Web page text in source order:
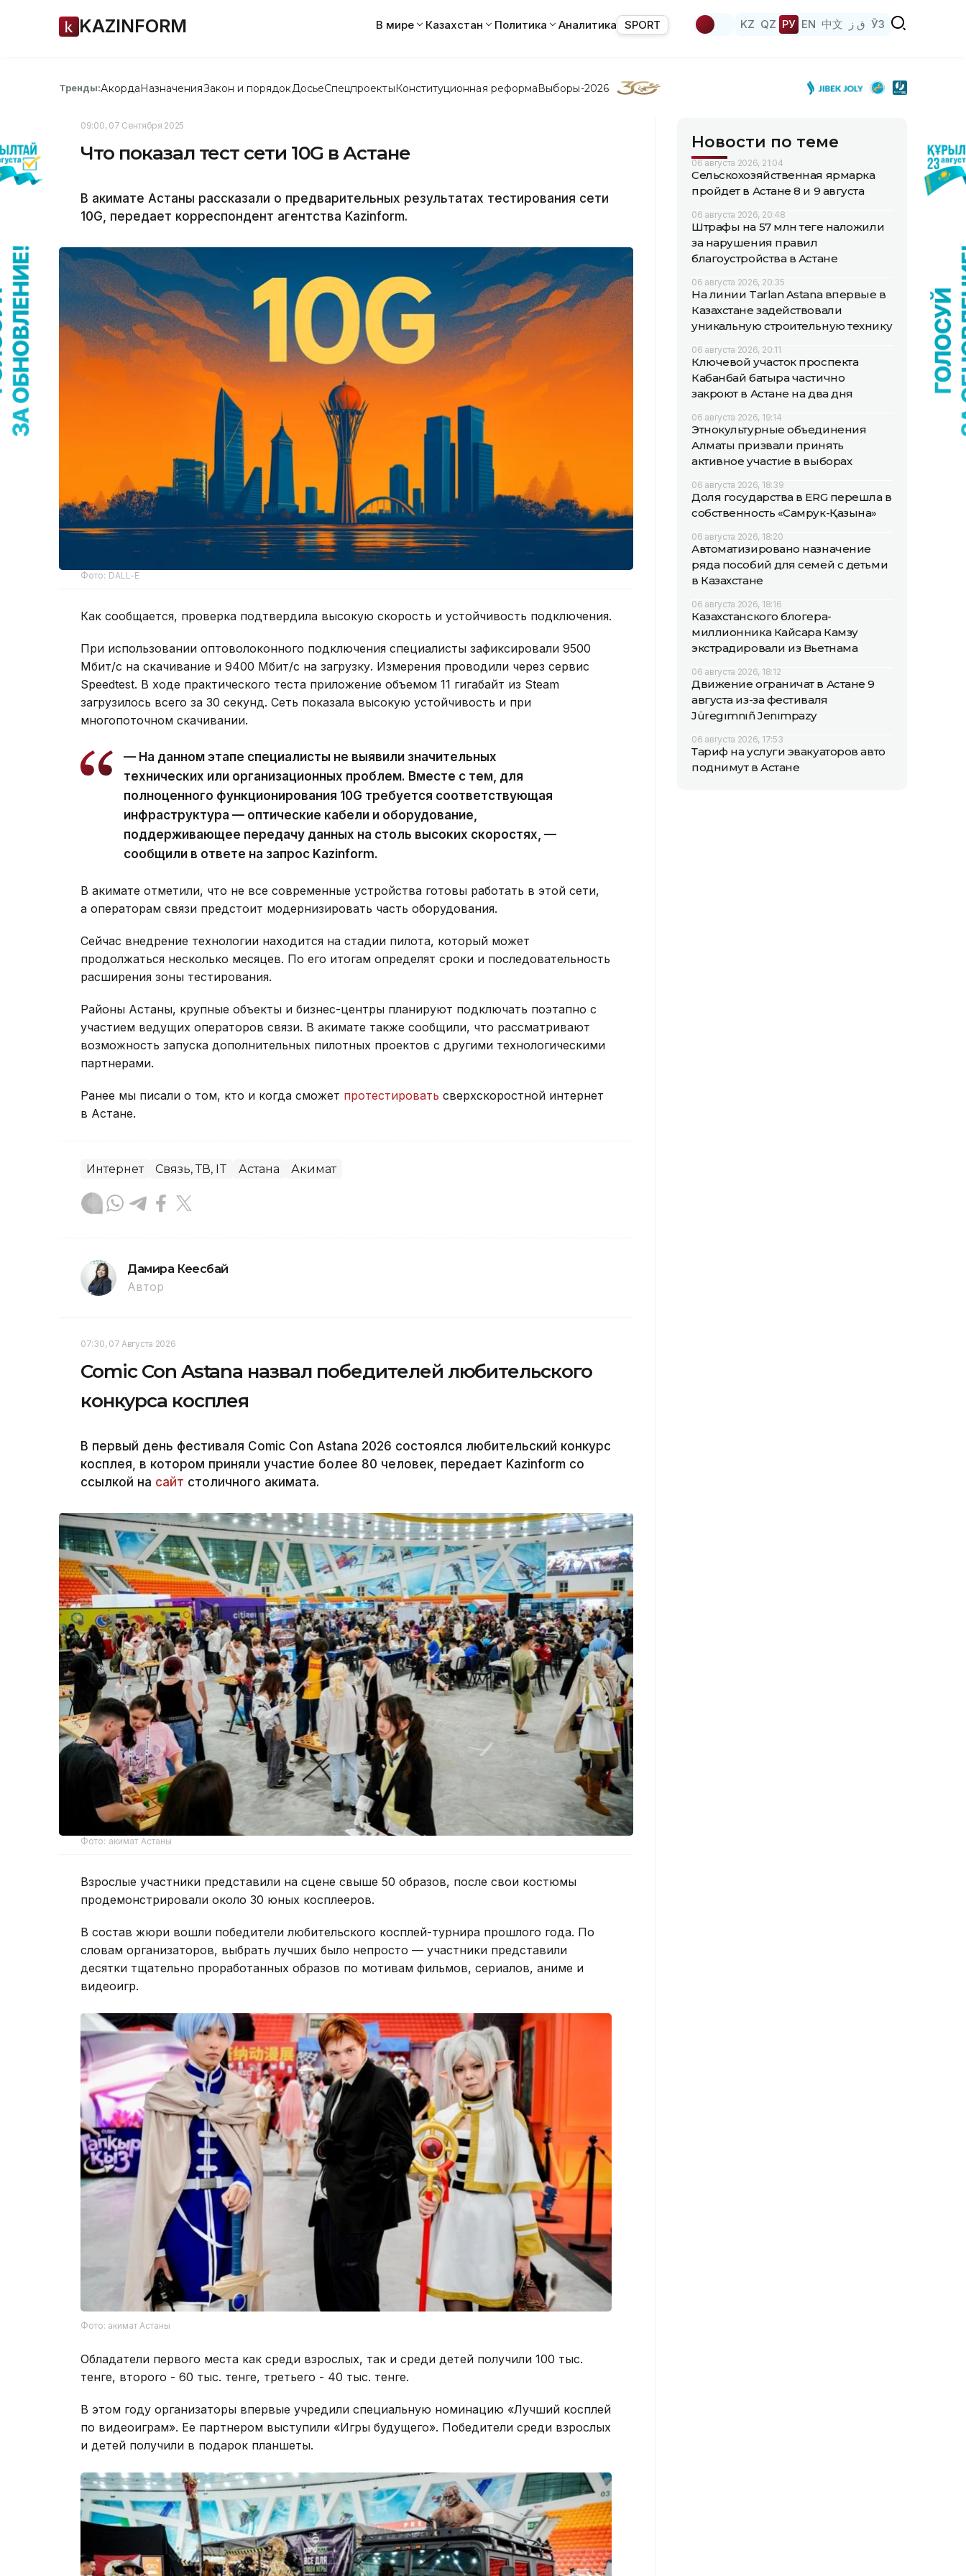
KAZINFORM В мире Казахстан Политика Аналитика SPORT KZ QZ РУ EN 中文 ق ز ЎЗ
Тренды:АкордаНазначенияЗакон и порядок ДосьеСпецпроектыКонституционная реформаВыборы-2026
09:00, 07 Сентября 2025
Что показал тест сети 10G в Астане
В акимате Астаны рассказали о предварительных результатах тестирования сети
10G, передает корреспондент агентства Kazinform.
Фото: DALL-E
Как сообщается, проверка подтвердила высокую скорость и устойчивость подключения.
При использовании оптоволоконного подключения специалисты зафиксировали 9500
Мбит/с на скачивание и 9400 Мбит/с на загрузку. Измерения проводили через сервис
Speedtest. В ходе практического теста приложение объемом 11 гигабайт из Steam
загрузилось всего за 30 секунд. Сеть показала высокую устойчивость и при
многопоточном скачивании.
— На данном этапе специалисты не выявили значительных
технических или организационных проблем. Вместе с тем, для
полноценного функционирования 10G требуется соответствующая
инфраструктура — оптические кабели и оборудование,
поддерживающее передачу данных на столь высоких скоростях, —
сообщили в ответе на запрос Kazinform.
В акимате отметили, что не все современные устройства готовы работать в этой сети,
а операторам связи предстоит модернизировать часть оборудования.
Сейчас внедрение технологии находится на стадии пилота, который может
продолжаться несколько месяцев. По его итогам определят сроки и последовательность
расширения зоны тестирования.
Районы Астаны, крупные объекты и бизнес-центры планируют подключать поэтапно с
участием ведущих операторов связи. В акимате также сообщили, что рассматривают
возможность запуска дополнительных пилотных проектов с другими технологическими
партнерами.
Ранее мы писали о том, кто и когда сможет протестировать сверхскоростной интернет
в Астане.
Интернет Связь, ТВ, IT Астана Акимат
Дамира Кеңесбай
Автор
07:30, 07 Августа 2026
Comic Con Astana назвал победителей любительского
конкурса косплея
В первый день фестиваля Comic Con Astana 2026 состоялся любительский конкурс
косплея, в котором приняли участие более 80 человек, передает Kazinform со
ссылкой на сайт столичного акимата.
Фото: акимат Астаны
Взрослые участники представили на сцене свыше 50 образов, после свои костюмы
продемонстрировали около 30 юных косплееров.
В состав жюри вошли победители любительского косплей-турнира прошлого года. По
словам организаторов, выбрать лучших было непросто — участники представили
десятки тщательно проработанных образов по мотивам фильмов, сериалов, аниме и
видеоигр.
Фото: акимат Астаны
Обладатели первого места как среди взрослых, так и среди детей получили 100 тыс.
тенге, второго - 60 тыс. тенге, третьего - 40 тыс. тенге.
В этом году организаторы впервые учредили специальную номинацию «Лучший косплей
по видеоиграм». Ее партнером выступили «Игры будущего». Победители среди взрослых
и детей получили в подарок планшеты.
Новости по теме
06 августа 2026, 21:04
Сельскохозяйственная ярмарка
пройдет в Астане 8 и 9 августа
06 августа 2026, 20:48
Штрафы на 57 млн теңге наложили
за нарушения правил
благоустройства в Астане
06 августа 2026, 20:35
На линии Tarlan Astana впервые в
Казахстане задействовали
уникальную строительную технику
06 августа 2026, 20:11
Ключевой участок проспекта
Кабанбай батыра частично
закроют в Астане на два дня
06 августа 2026, 19:14
Этнокультурные объединения
Алматы призвали принять
активное участие в выборах
06 августа 2026, 18:39
Доля государства в ERG перешла в
собственность «Самрук-Қазына»
06 августа 2026, 18:20
Автоматизировано назначение
ряда пособий для семей с детьми
в Казахстане
06 августа 2026, 18:16
Казахстанского блогера-
миллионника Кайсара Камзу
экстрадировали из Вьетнама
06 августа 2026, 18:12
Движение ограничат в Астане 9
августа из-за фестиваля
Jüregımnıñ Jenımpazy
06 августа 2026, 17:53
Тариф на услуги эвакуаторов авто
поднимут в Астане